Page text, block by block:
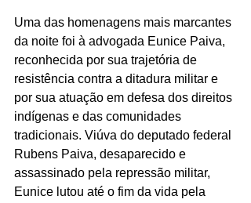
Uma das homenagens mais marcantes
da noite foi à advogada Eunice Paiva,
reconhecida por sua trajetória de
resistência contra a ditadura militar e
por sua atuação em defesa dos direitos
indígenas e das comunidades
tradicionais. Viúva do deputado federal
Rubens Paiva, desaparecido e
assassinado pela repressão militar,
Eunice lutou até o fim da vida pela